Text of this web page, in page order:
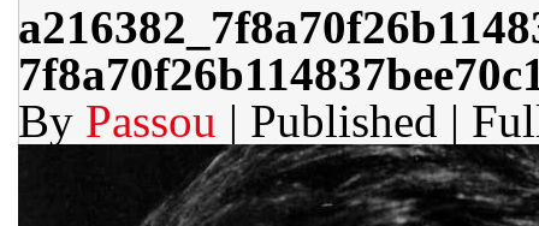
By Passou | Published |